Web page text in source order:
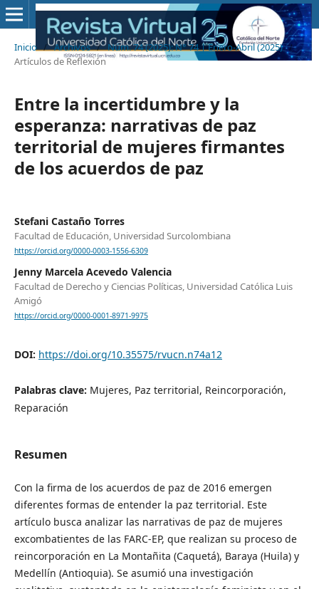
Inicio / Archivos / Núm. 74 (2025): N° 74 | Enero-Abril (2025) /
Artículos de Reflexión
Entre la incertidumbre y la
esperanza: narrativas de paz
territorial de mujeres firmantes
de los acuerdos de paz
Stefani Castaño Torres
Facultad de Educación, Universidad Surcolombiana
https://orcid.org/0000-0003-1556-6309
Jenny Marcela Acevedo Valencia
Facultad de Derecho y Ciencias Políticas, Universidad Católica Luis
Amigó
https://orcid.org/0000-0001-8971-9975
DOI: https://doi.org/10.35575/rvucn.n74a12
Palabras clave: Mujeres, Paz territorial, Reincorporación,
Reparación
Resumen
Con la firma de los acuerdos de paz de 2016 emergen
diferentes formas de entender la paz territorial. Este
artículo busca analizar las narrativas de paz de mujeres
excombatientes de las FARC-EP, que realizan su proceso de
reincorporación en La Montañita (Caquetá), Baraya (Huila) y
Medellín (Antioquia). Se asumió una investigación